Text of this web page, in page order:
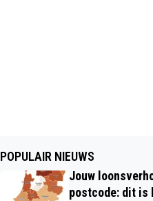
POPULAIR NIEUWS
Jouw
postcode: dit is